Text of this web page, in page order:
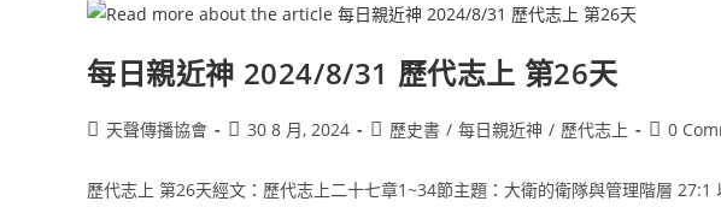
每日親近神 2024/8/31 歷代志上 第26天
天聲傳播協會 30 8 月, 2024 歷史書 / 每日親近神 / 歷代志上 0
歷代志上 第26天經文：歷代志上二十七章1~34節主題：大衛的衛隊與管理階層